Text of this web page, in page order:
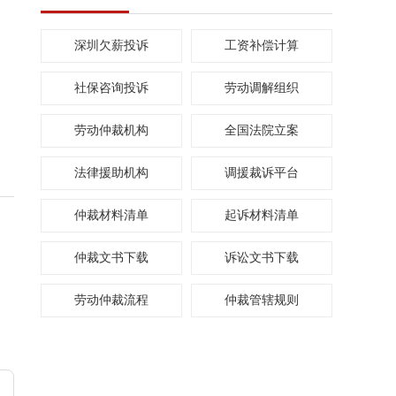
深圳欠薪投诉 工资补偿计算
社保咨询投诉 劳动调解组织
劳动仲裁机构 全国法院立案
法律援助机构 调援裁诉平台
仲裁材料清单 起诉材料清单
仲裁文书下载 诉讼文书下载
劳动仲裁流程 仲裁管辖规则